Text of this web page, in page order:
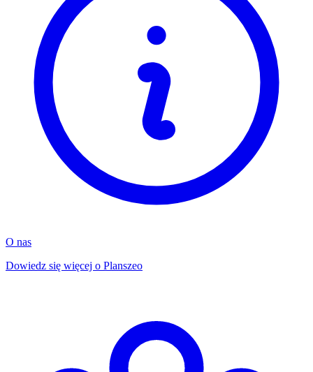
O nas
Dowiedz się więcej o Planszeo